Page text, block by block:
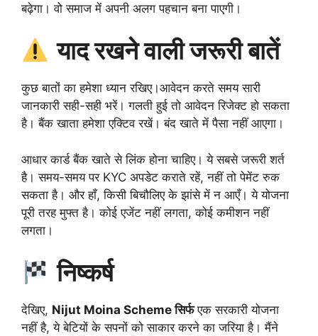
बढ़ेगा। वो समाज में अपनी अलग पहचान बना पाएगी।
याद रखने वाली जरूरी बातें
कुछ बातों का हमेशा ध्यान रखिए।आवेदन करते समय सारी
जानकारी सही-सही भरें। गलती हुई तो आवेदन रिजेक्ट हो सकता
है। बैंक खाता हमेशा एक्टिव रखें। बंद खाते में पैसा नहीं आएगा।
आधार कार्ड बैंक खाते से लिंक होना चाहिए। ये सबसे जरूरी शर्त
है। समय-समय पर KYC अपडेट कराते रहें, नहीं तो पेमेंट रुक
सकता है। और हाँ, किसी बिचौलिए के झांसे में न आएँ। ये योजना
पूरी तरह मुफ्त है। कोई एजेंट नहीं लगता, कोई कमीशन नहीं
लगता।
निष्कर्ष
देखिए, Nijut Moina Scheme सिर्फएक सरकारी योजना
नहीं है, ये बेटियों के सपनों को साकार करने का जरिया है। मैंने